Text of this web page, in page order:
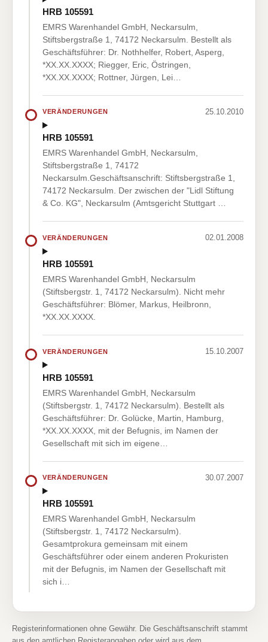
HRB 105591
EMRS Warenhandel GmbH, Neckarsulm,
Stiftsbergstraße 1, 74172 Neckarsulm. Bestellt als
Geschäftsführer: Dr. Nothhelfer, Robert, Asperg,
*XX.XX.XXXX; Riegger, Eric, Östringen,
*XX.XX.XXXX; Rottner, Jürgen, Lei…
VERÄNDERUNGEN 25.10.2010
HRB 105591
EMRS Warenhandel GmbH, Neckarsulm,
Stiftsbergstraße 1, 74172
Neckarsulm.Geschäftsanschrift: Stiftsbergstraße 1,
74172 Neckarsulm. Der zwischen der "Lidl Stiftung
& Co. KG", Neckarsulm (Amtsgericht Stuttgart …
VERÄNDERUNGEN 02.01.2008
HRB 105591
EMRS Warenhandel GmbH, Neckarsulm
(Stiftsbergstr. 1, 74172 Neckarsulm). Nicht mehr
Geschäftsführer: Blömer, Markus, Heilbronn,
*XX.XX.XXXX.
VERÄNDERUNGEN 15.10.2007
HRB 105591
EMRS Warenhandel GmbH, Neckarsulm
(Stiftsbergstr. 1, 74172 Neckarsulm). Bestellt als
Geschäftsführer: Dr. Golücke, Martin, Hamburg,
*XX.XX.XXXX, mit der Befugnis, im Namen der
Gesellschaft mit sich im eigene…
VERÄNDERUNGEN 30.07.2007
HRB 105591
EMRS Warenhandel GmbH, Neckarsulm
(Stiftsbergstr. 1, 74172 Neckarsulm).
Gesamtprokura gemeinsam mit einem
Geschäftsführer oder einem anderen Prokuristen
mit der Befugnis, im Namen der Gesellschaft mit
sich i…
Registerinformationen ohne Gewähr. Die Geschäftsanschrift stammt